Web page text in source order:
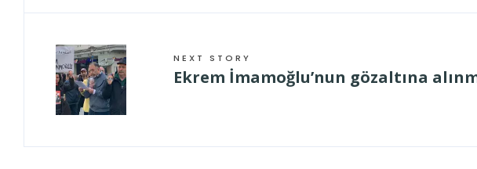
NEXT STORY
Ekrem İmamoğlu’nun gözaltına